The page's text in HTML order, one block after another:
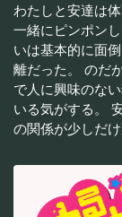
わたしと安達は
一緒にピンポン
いは基本的に面
離だった。 のだ
で人に興味のな
いる気がする。
の関係が少しだ